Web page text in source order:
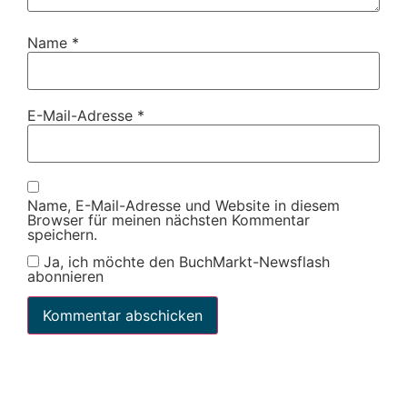
Name *
E-Mail-Adresse *
Name, E-Mail-Adresse und Website in diesem
Browser für meinen nächsten Kommentar
speichern.
Ja, ich möchte den BuchMarkt-Newsflash
abonnieren